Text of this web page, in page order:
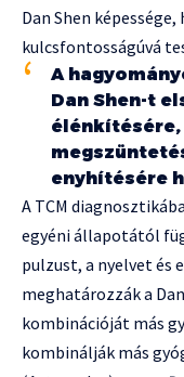
Dan Shen
kulcsfontosságúvá
A
Dan Shen-t
élénkítésére,
enyhítésére
A TCM
egyéni állapotától
pulzust, a nyelvet és
meghatározzák a
kombinációját más
kombinálják más